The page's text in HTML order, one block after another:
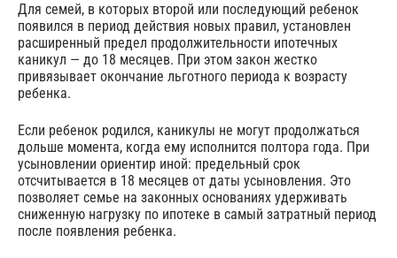
Для семей, в которых второй или последующий ребенок
появился в период действия новых правил, установлен
расширенный предел продолжительности ипотечных
каникул — до 18 месяцев. При этом закон жестко
привязывает окончание льготного периода к возрасту
ребенка.
Если ребенок родился, каникулы не могут продолжаться
дольше момента, когда ему исполнится полтора года. При
усыновлении ориентир иной: предельный срок
отсчитывается в 18 месяцев от даты усыновления. Это
позволяет семье на законных основаниях удерживать
сниженную нагрузку по ипотеке в самый затратный период
после появления ребенка.